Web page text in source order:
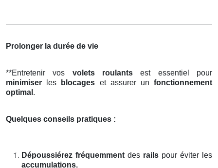
Prolonger la durée de vie
**Entretenir vos volets roulants est essentiel pour
minimiser les blocages et assurer unfonctionnement
optimal .
Quelques conseils pratiques :
Dépoussiérez fréquemment des rails pour éviter les
accumulations.